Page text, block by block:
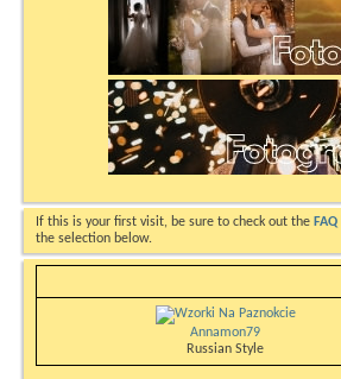
If this is your first visit, be sure to check out the FAQ
the selection below.
Annamon79
Russian Style